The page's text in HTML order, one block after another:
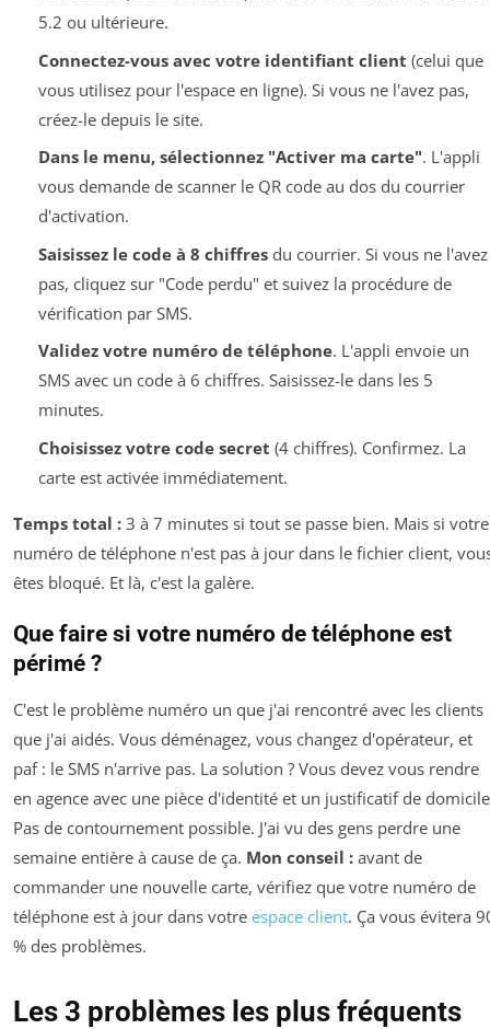
5.2 ou ultérieure.
Connectez-vous avec votre identifiant client (celui que
vous utilisez pour l'espace en ligne). Si vous ne l'avez pas,
créez-le depuis le site.
Dans le menu, sélectionnez "Activer ma carte". L'appli
vous demande de scanner le QR code au dos du courrier
d'activation.
Saisissez le code à 8 chiffresdu courrier. Si vous ne l'avez
pas, cliquez sur "Code perdu" et suivez la procédure de
vérification par SMS.
Validez votre numéro de téléphone. L'appli envoie un
SMS avec un code à 6 chiffres. Saisissez-le dans les 5
minutes.
Choisissez votre code secret (4 chiffres). Confirmez. La
carte est activée immédiatement.
Temps total : 3 à 7 minutes si tout se passe bien. Mais si votre
numéro de téléphone n'est pas à jour dans le fichier client,
êtes bloqué. Et là, c'est la galère.
Que faire si votre numéro de téléphone est
périmé ?
C'est le problème numéro un que j'ai rencontré avec les clients
que j'ai aidés. Vous déménagez, vous changez d'opérateur, et
paf : le SMS n'arrive pas. La solution ? Vous devez vous rendre
en agence avec une pièce d'identité et un justificatif de
Pas de contournement possible. J'ai vu des gens perdre une
semaine entière à cause de ça. Mon conseil : avant de
commander une nouvelle carte, vérifiez que votre numéro de
téléphone est à jour dans votre espace client. Ça vous évitera
% des problèmes.
Les 3 problèmes les plus fréquents